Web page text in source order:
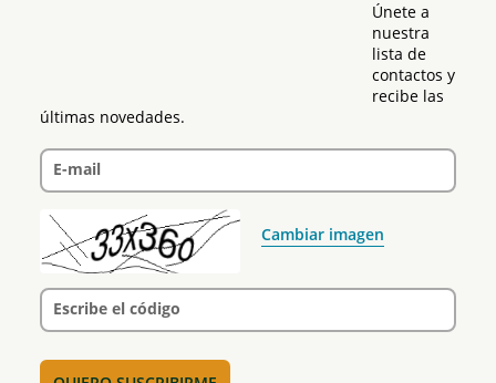
Únete a
nuestra
lista de
contactos y
recibe las
últimas novedades.
E-mail
Cambiar imagen
Escribe el código